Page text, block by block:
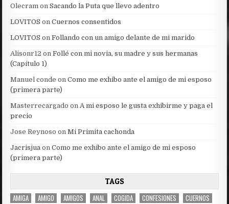
Olecram onSacando la Puta que llevo adentro
LOVITOS onCuernos consentidos
LOVITOS onFollando con un amigo delante de mi marido
Alisonr12 onFollé con mi novia, su madre y sus hermanas
(Capítulo 1)
Manuel conde onComo me exhibo ante el amigo de mi esposo
(primera parte)
Masterrecargado onA mi esposo le gusta exhibirme y paga el
precio
Jose Reynoso onMi Primita cachonda
Jacrisjua onComo me exhibo ante el amigo de mi esposo
(primera parte)
TAGS
AMIGA AMIGO AMIGOS ANAL COGIDA CONFESIONES
CUERNOS